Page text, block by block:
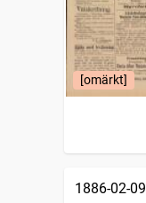
[omärkt]
1886-02-09